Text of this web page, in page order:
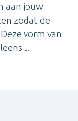
aan jouw
zodat de
vorm van
...